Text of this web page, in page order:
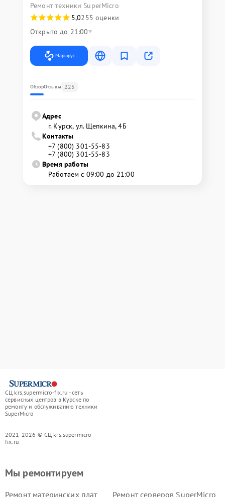
Ремонт техники SuperMicro
5,0255 оценки
Открыто до 21:00
Маршрут
ОбзорОтзывы 225
Адрес
г. Курск, ул. Щепкина, 4Б
Контакты
+7 (800) 301-55-83
+7 (800) 301-55-83
Время работы
Работаем с 09:00 до 21:00
СЦ krs.supermicro-fix.ru - сеть
сервисных центров в Курске по
ремонту и обслуживанию техники
SuperMicro
2021-2026 © СЦ krs.supermicro-
fix.ru
Мы ремонтируем
Ремонт материнских плат Ремонт серверов SuperMicro